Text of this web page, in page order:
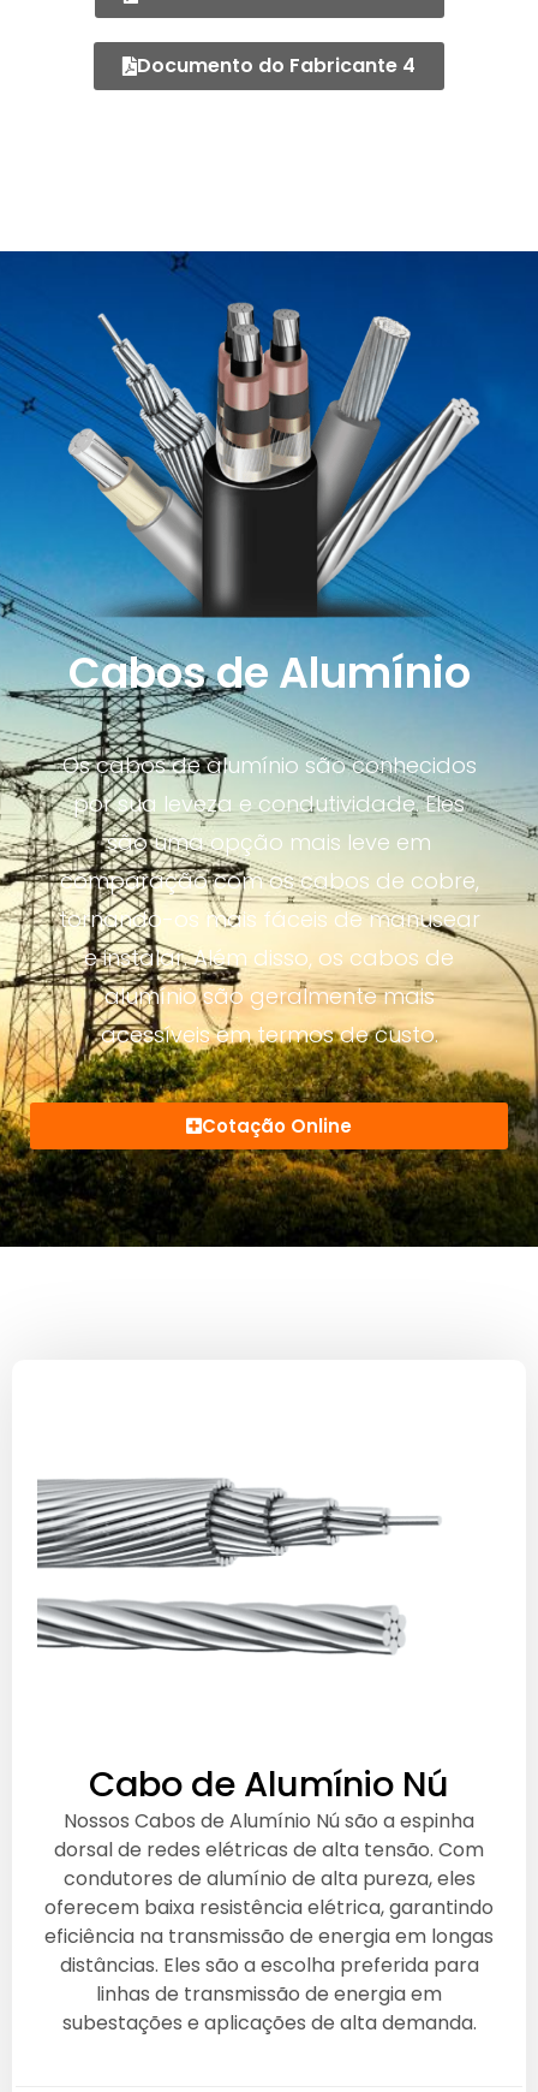
Documento do Fabricante 4
Cabos de Alumínio
Os cabos de alumínio são conhecidos
por sua leveza e condutividade. Eles
são uma opção mais leve em
comparação com os cabos de cobre,
tornando-os mais fáceis de manusear
e instalar. Além disso, os cabos de
alumínio são geralmente mais
acessíveis em termos de custo.
Cotação Online
Cabo de Alumínio Nú
Nossos Cabos de Alumínio Nú são a espinha
dorsal de redes elétricas de alta tensão. Com
condutores de alumínio de alta pureza, eles
oferecem baixa resistência elétrica, garantindo
eficiência na transmissão de energia em longas
distâncias. Eles são a escolha preferida para
linhas de transmissão de energia em
subestações e aplicações de alta demanda.